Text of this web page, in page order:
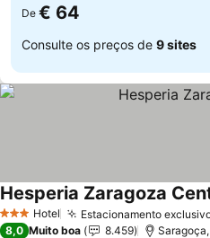
De € 64
Consulte os preços de 9 sites
3 EstrelasHotel Estacionamento
Hesperia Zaragoza
8,0 Muito boa 8.459